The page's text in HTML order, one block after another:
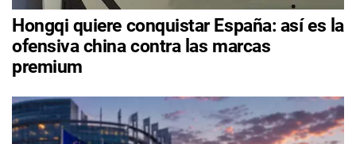
Hongqi quiere conquistar España: así es la
ofensiva china contra las marcas
premium